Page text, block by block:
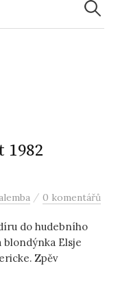
1982
/ 0 komentářů
do hudebního
blondýnka Elsje
Zpěv